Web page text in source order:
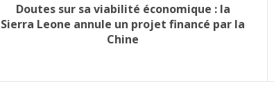
Doutes sur sa viabilité économique : la
Sierra Leone annule un projet financé par la
Chine